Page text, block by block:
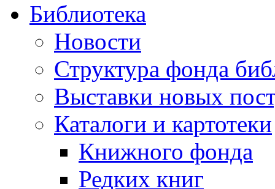
Библиотека
Новости
Структура фонда
Выставки новых
Каталоги и картотеки
Книжного фонда
Редких книг